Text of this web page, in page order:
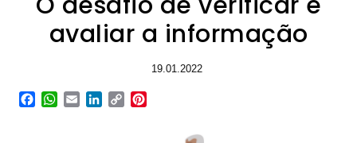
avaliar a informação
19.01.2022
Facebook
WhatsApp
EmailLinkedIn
Copy